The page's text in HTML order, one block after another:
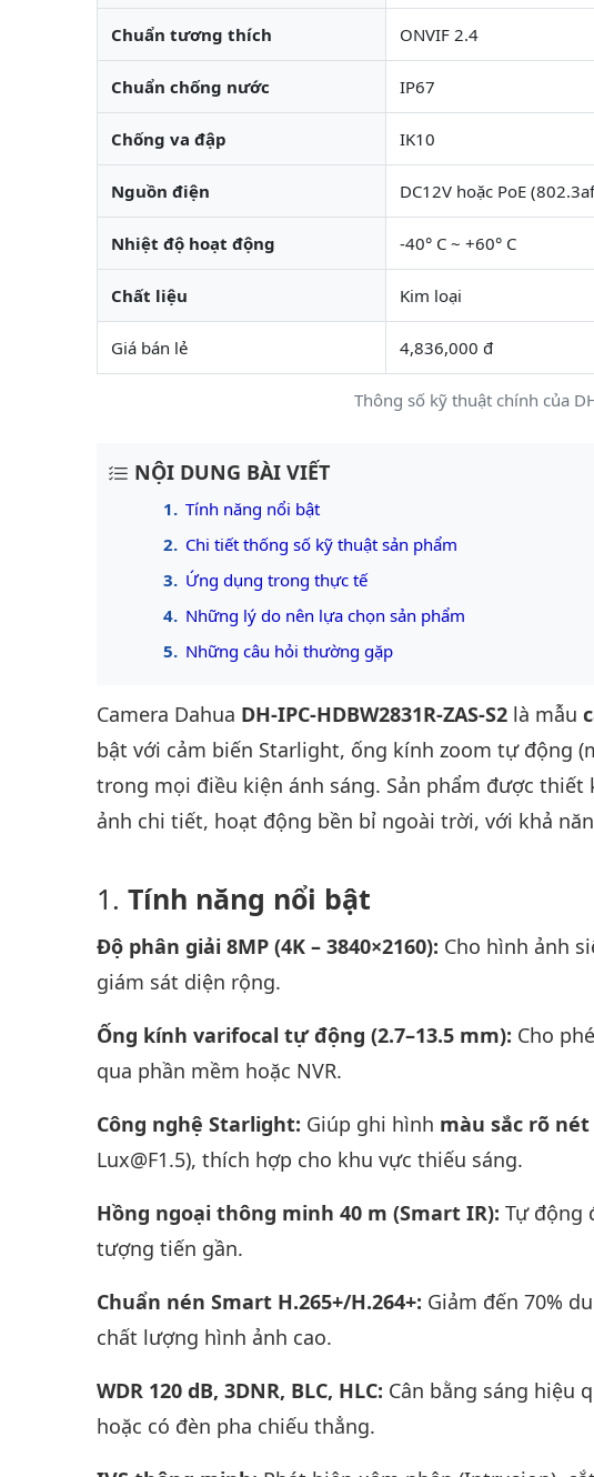
Thông số kỹ thuật chính của
Chuẩn tương thích ONVIF 2.4
Chuẩn chống nước IP67
Chống va đập IK10
Nguồn điện DC12V hoặc PoE
Nhiệt độ hoạt động -40° C ~ +60° C
Chất liệu Kim loại
Giá bán lẻ 4,836,000 đ
NỘI DUNG BÀI VIẾT
Tính năng nổi bật
Chi tiết thống số kỹ thuật sản phẩm
Ứng dụng trong thực tế
Những lý do nên lựa chọn sản phẩm
Những câu hỏi thường gặp
Camera Dahua DH-IPC-HDBW2831R-ZAS-S2 là mẫu
bật với cảm biến Starlight, ống kính zoom tự động
trong mọi điều kiện ánh sáng. Sản phẩm được thiết
ảnh chi tiết, hoạt động bền bỉ ngoài trời, với khả
Tính năng nổi bật
Độ phân giải 8MP (4K – 3840×2160): Cho hình ảnh
giám sát diện rộng.
Ống kính varifocal tự động (2.7–13.5 mm): Cho
qua phần mềm hoặc NVR.
Công nghệ Starlight: Giúp ghi hình màu sắc rõ
Lux@F1.5), thích hợp cho khu vực thiếu sáng.
Hồng ngoại thông minh 40 m (Smart IR): Tự động
tượng tiến gần.
Chuẩn nén Smart H.265+/H.264+: Giảm đến 70%
chất lượng hình ảnh cao.
WDR 120 dB, 3DNR, BLC, HLC: Cân bằng sáng hiệu
hoặc có đèn pha chiếu thẳng.